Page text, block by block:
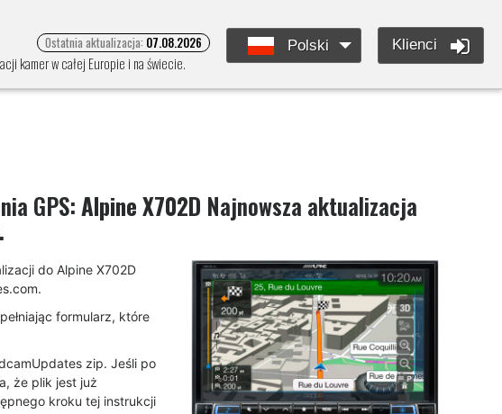
kamer w całej Europie i na świecie.
Ostatnia aktualizacja: 07.08.2026 Polski Klienci
GPS:Alpine X702D Najnowsza aktualizacja
do Alpine X702D
formularz, które
zip. Jeśli po
że plik jest już
kroku tej instrukcji